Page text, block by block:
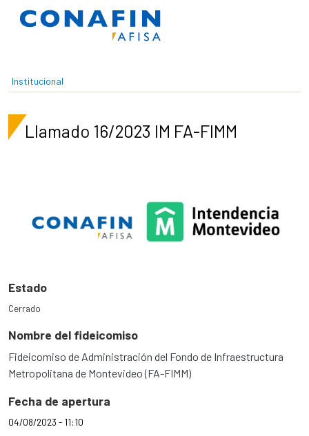
Pasar al contenido principal
Institucional
Llamado 16/2023 IM FA-FIMM
Estado
Cerrado
Nombre del fideicomiso
Fideicomiso de Administración del Fondo de Infraestructura
Metropolitana de Montevideo (FA-FIMM)
Fecha de apertura
04/08/2023 - 11:10